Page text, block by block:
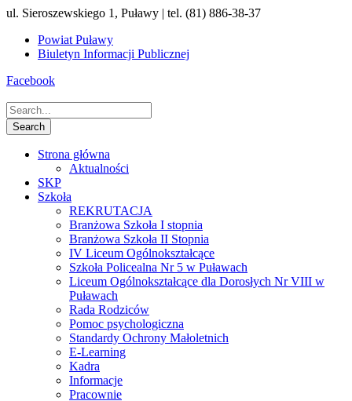
ul. Sieroszewskiego 1, Puławy | tel. (81) 886-38-37
Powiat Puławy
Biuletyn Informacji Publicznej
Facebook
Strona główna
Aktualności
SKP
Szkoła
REKRUTACJA
Branżowa Szkoła I stopnia
Branżowa Szkoła II Stopnia
IV Liceum Ogólnokształcące
Szkoła Policealna Nr 5 w Puławach
Liceum Ogólnokształcące dla Dorosłych Nr VIII w
Puławach
Rada Rodziców
Pomoc psychologiczna
Standardy Ochrony Małoletnich
E-Learning
Kadra
Informacje
Pracownie